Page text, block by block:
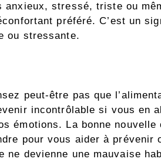
anxieux, stressé, triste ou
préféré. C’est un
ou stressante.
peut-être pas que
incontrôlable si vous en
émotions. La bonne
pour vous aider à prévenir
ne devienne une mauvaise